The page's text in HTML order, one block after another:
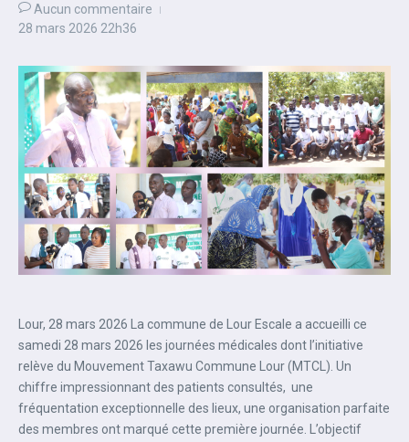
Aucun commentaire
28 mars 2026 22h36
Lour, 28 mars 2026 La commune de Lour Escale a accueilli ce
samedi 28 mars 2026 les journées médicales dont l’initiative
relève du Mouvement Taxawu Commune Lour (MTCL). Un
chiffre impressionnant des patients consultés, une
fréquentation exceptionnelle des lieux, une organisation parfaite
des membres ont marqué cette première journée. L’objectif